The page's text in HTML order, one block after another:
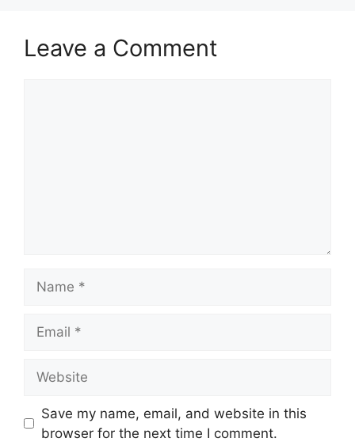
Leave a Comment
Save my name, email, and website in this
browser for the next time I comment.